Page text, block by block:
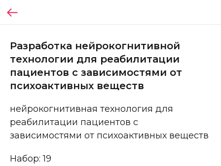
Разработка нейрокогнитивной
технологии для реабилитации
пациентов с зависимостями от
психоактивных веществ
нейрокогнитивная технология для
реабилитации пациентов с
зависимостями от психоактивных веществ
Набор: 19